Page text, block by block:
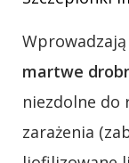
martwe
niezdolne do
zarażenia